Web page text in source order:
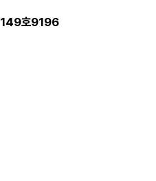
149호9196